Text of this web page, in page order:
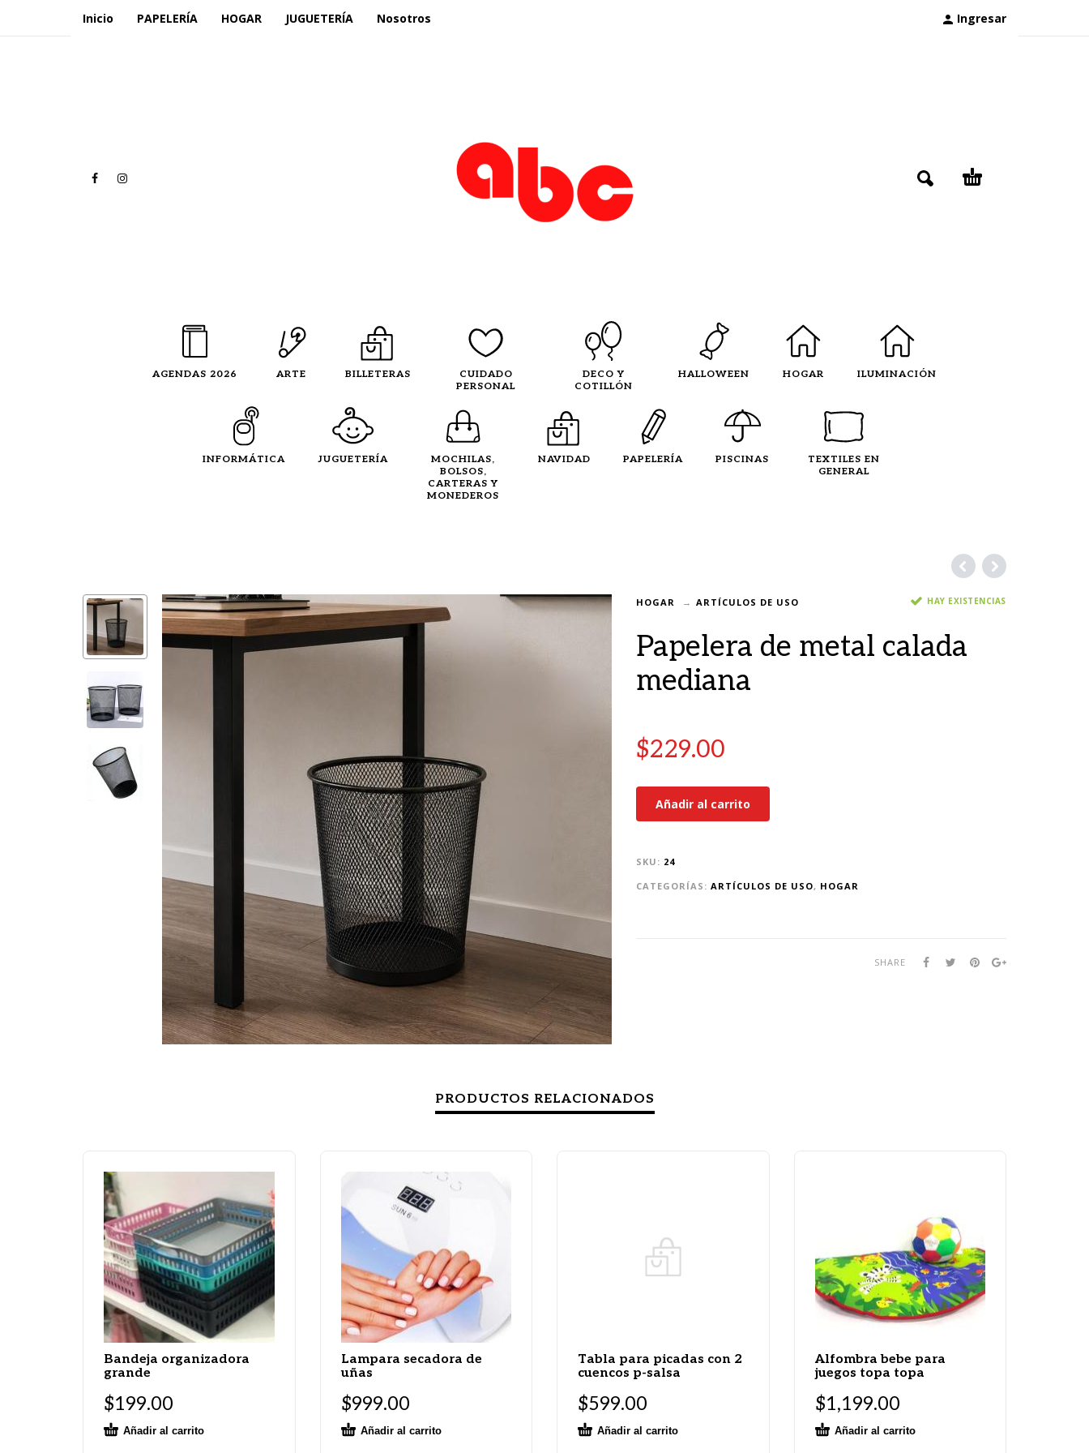
Ingresar
Inicio PAPELERÍA HOGAR JUGUETERÍA Nosotros
AGENDAS 2026 ARTE BILLETERAS
CUIDADO
PERSONAL
DECO Y
COTILLÓN
HALLOWEEN HOGAR ILUMINACIÓN
INFORMÁTICA JUGUETERÍA
MOCHILAS,
BOLSOS,
CARTERAS Y
MONEDEROS
NAVIDAD PAPELERÍA PISCINAS
TEXTILES EN
GENERAL
HOGAR ARTÍCULOS DE USO HAY EXISTENCIAS
Papelera de metal calada
mediana
$229.00
Añadir al carrito
SKU: 24
CATEGORÍAS: ARTÍCULOS DE USO, HOGAR
SHARE
PRODUCTOS RELACIONADOS
Bandeja organizadora
grande
$199.00
Añadir al carrito
Lampara secadora de
uñas
$999.00
Añadir al carrito
Tabla para picadas con 2
cuencos p-salsa
$599.00
Añadir al carrito
Alfombra bebe para
juegos topa topa
$1,199.00
Añadir al carrito